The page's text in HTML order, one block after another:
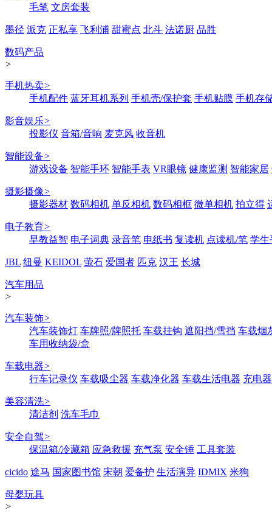
毛笔 文房套装
墨径 派克 正私享 飞利浦 甜蜜点 北斗 法诺厨 品胜
数码产品
>
手机热卖>
手机配件 蓝牙耳机系列 手机壳/保护套 手机贴膜 手机存
影音娱乐>
投影仪 音箱/音响 麦克风 收音机
智能设备>
游戏设备 智能手环 智能手表 VR眼镜 健康监测 智能家居
摄影摄像>
摄影器材 数码相机 单反相机 数码相框 微单相机 拍立得
电子教育>
早教益智 电子词典 录音笔 电纸书 复读机 点读机/笔 学生
JBL 纽曼 KEIDOL 萤石 爱国者 匹克 汉王 长城
汽车用品
>
汽车装饰>
汽车装饰灯 车牌照/牌照托 车载挂钩 遮阳挡/雪挡 车载烟
车用收纳袋/盒
车载电器>
行车记录仪 车载吸尘器 车载净化器 车载生活电器 充电
美容清洗>
清洁剂 洗车毛巾
安全自驾>
保温箱/冷藏箱 应急救援 充气泵 安全锤 工具套装
cicido 途马 国家图书馆 宋朝 爱备护 生活演异 IDMIX 米狗
母婴玩具
>